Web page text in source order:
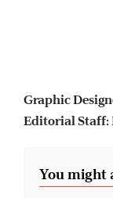
Graphic
Editorial Staff:
You might